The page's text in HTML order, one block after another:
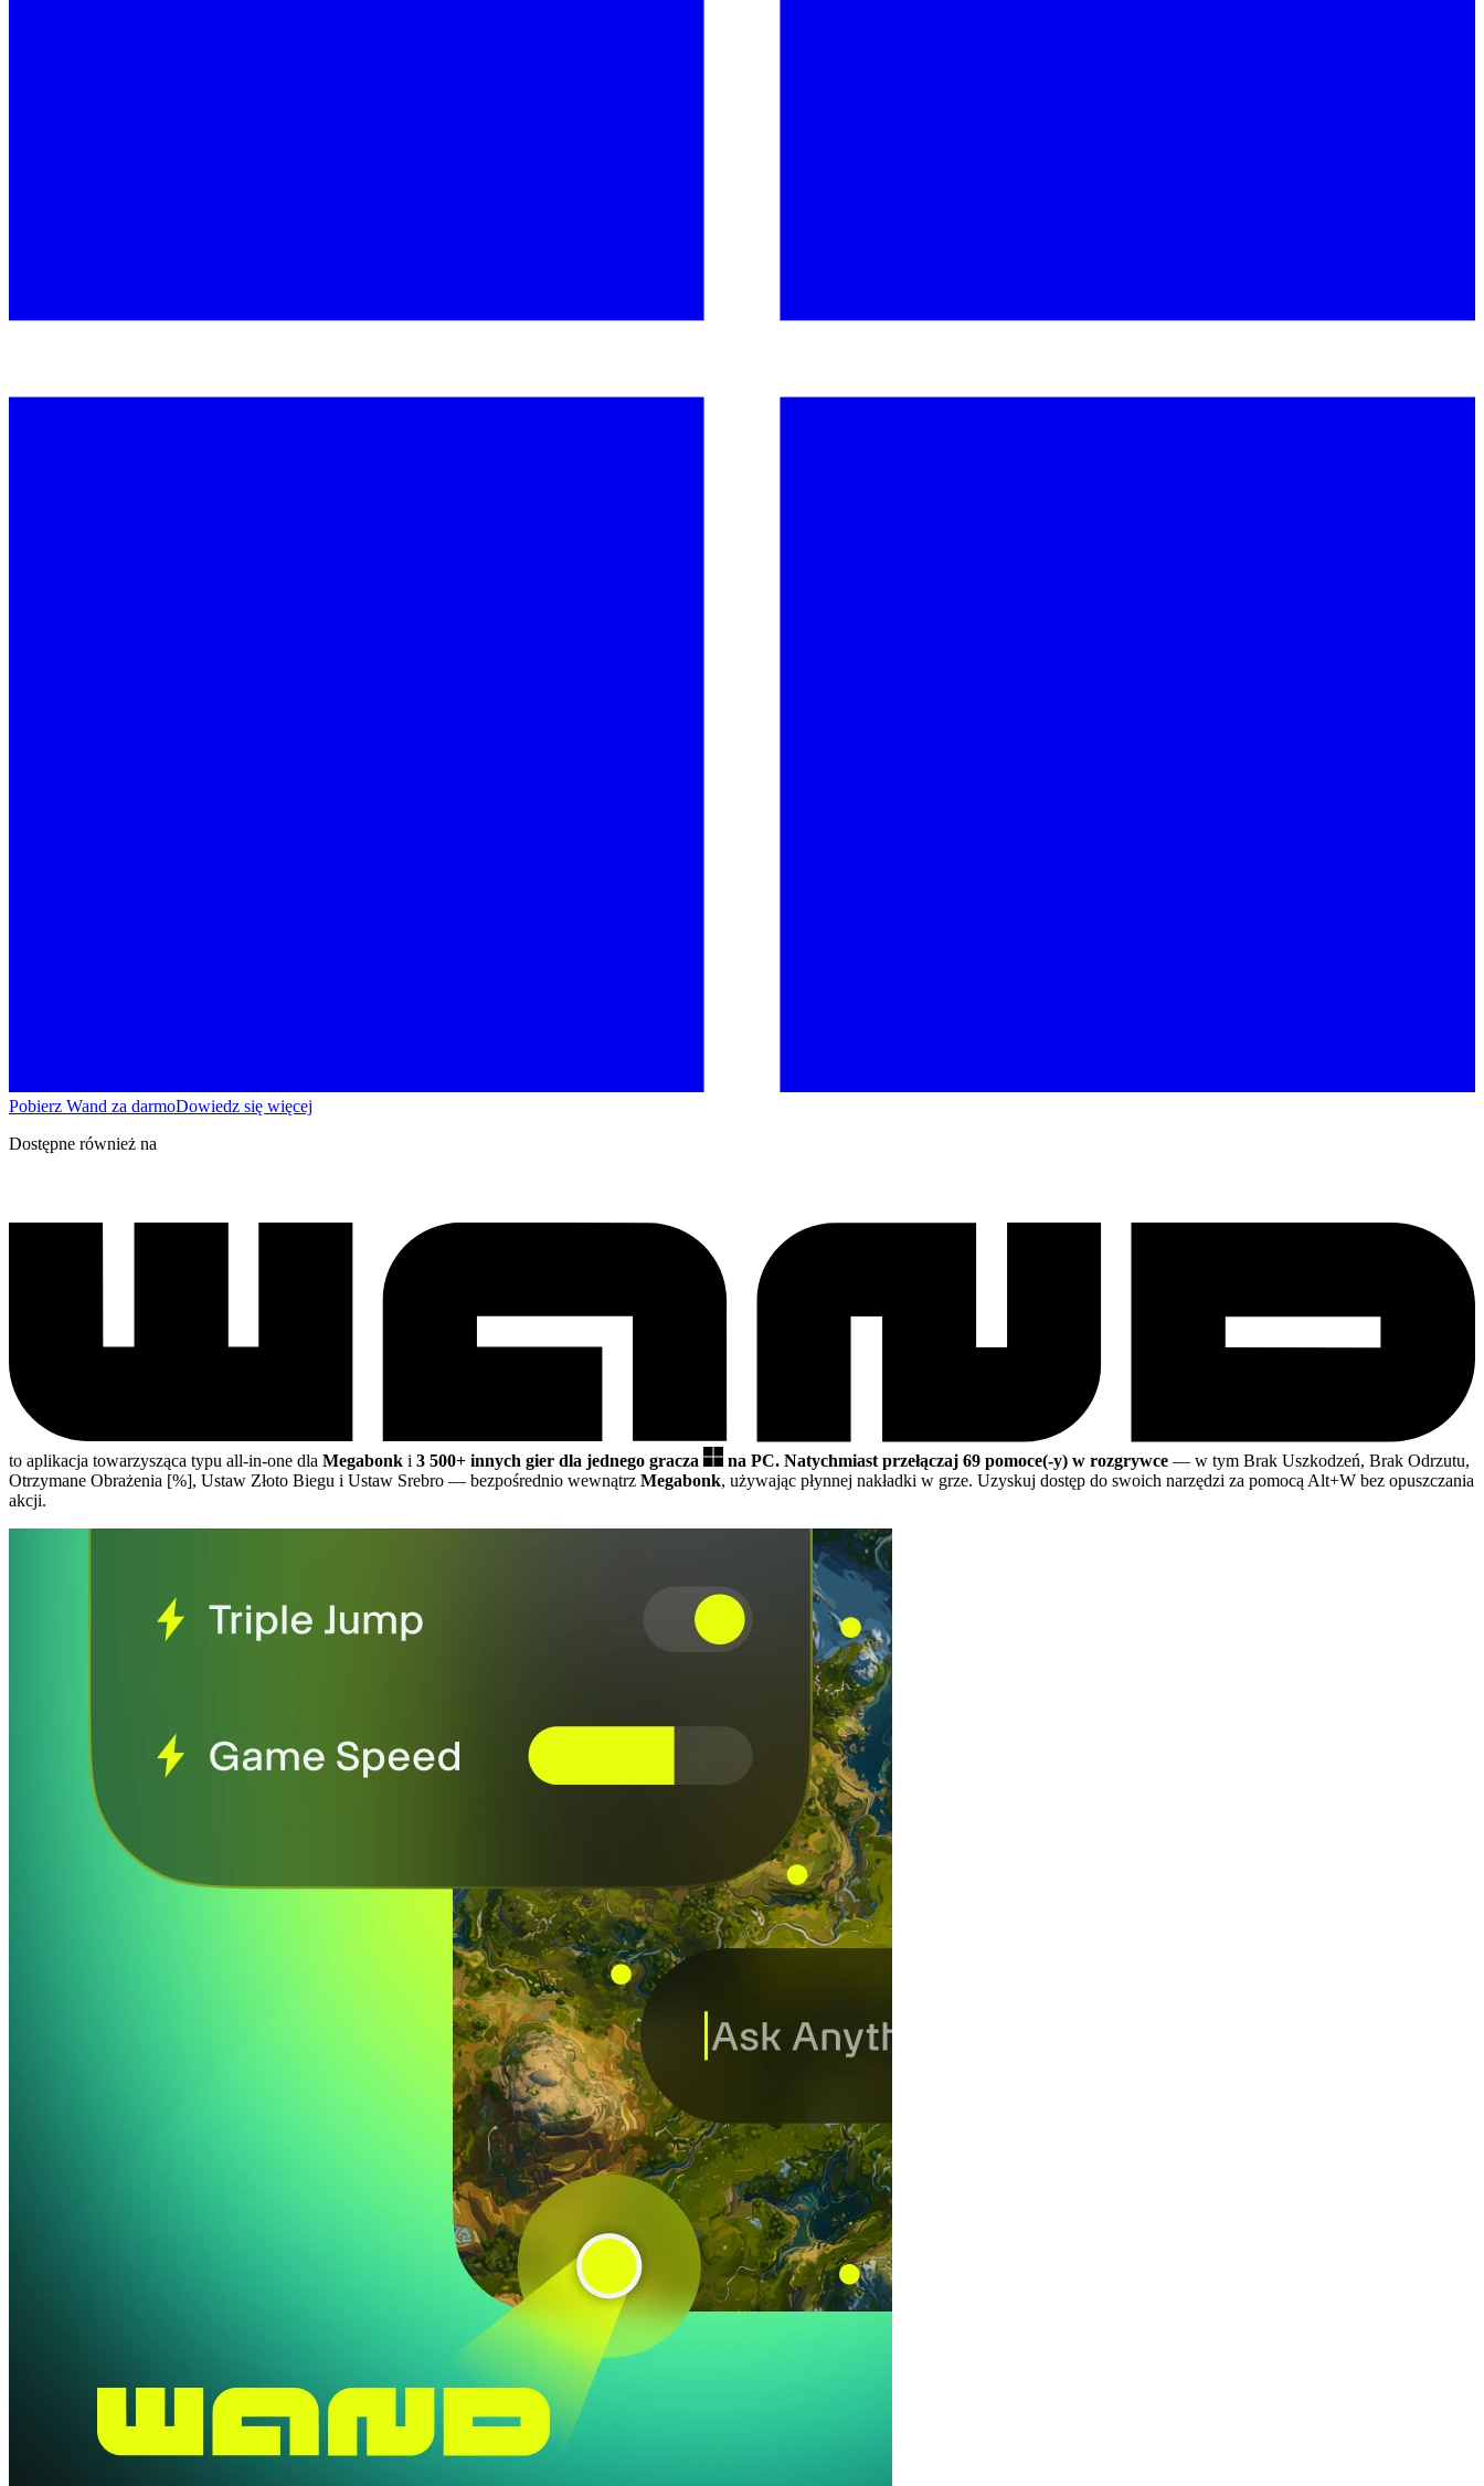
Pobierz Wand za darmoDowiedz się więcej
Dostępne również na
to aplikacja towarzysząca typu all-in-one dla Megabonk i 3 500+ innych gier dla jednego gracza na PC. Natychmiast przełączaj 69 pomoce(-y) w rozgrywce — w tym Brak Uszkodzeń, Brak Odrzutu,
Otrzymane Obrażenia [%], Ustaw Złoto Biegu i Ustaw Srebro — bezpośrednio wewnątrz Megabonk, używając płynnej nakładki w grze. Uzyskuj dostęp do swoich narzędzi za pomocą Alt+W bez opuszczania
akcji.